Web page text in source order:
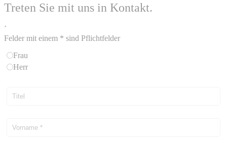
Treten Sie mit uns in Kontakt.
´
Felder mit einem * sind Pflichtfelder
Frau
Herr